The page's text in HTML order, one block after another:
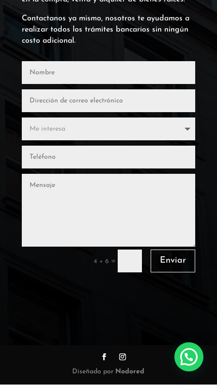
Contactanos ya mismo, nosotros te ayudamos a
realizar todos los trámites bancarios sin ningún
costo adicional.
4 + 6 = Enviar
Diseñado por Nodored